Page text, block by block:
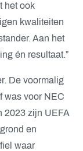
het ook
kwaliteiten
Aan het
én resultaat.”
De voormalig
was voor NEC
2023 zijn UEFA
en
waar